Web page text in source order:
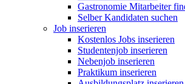
Gastronomie Mitarbeiter
Selber Kandidaten suchen
Job inserieren
Kostenlos Jobs inserieren
Studentenjob inserieren
Nebenjob inserieren
Praktikum inserieren